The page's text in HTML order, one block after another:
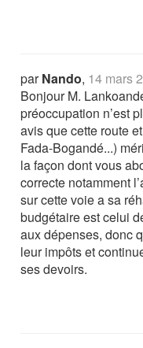
parNando, 14 mars
Bonjour M.
préoccupation n’est
avis que cette route
Fada-Bogandé...)
la façon dont vous
correcte notamment
sur cette voie a sa
budgétaire est celui
aux dépenses, donc
leur impôts et
ses devoirs.